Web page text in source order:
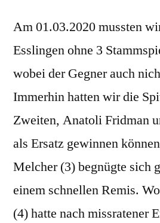
7.
Am 01.03.2020 mussten
Esslingen ohne 3
wobei der Gegner auch
Immerhin hatten wir die
Zweiten, Anatoli Fridman
als Ersatz gewinnen
Melcher (3) begnügte sich
einem schnellen Remis.
(4) hatte nach missratener